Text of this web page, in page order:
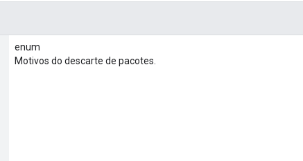
enum
Motivos do descarte de pacotes.